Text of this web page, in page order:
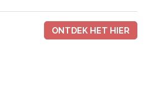
ONTDEK HET HIER